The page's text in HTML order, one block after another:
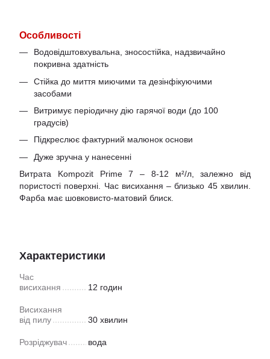
Особливості
Водовідштовхувальна, зносостійка, надзвичайно
покривна здатність
Стійка до миття миючими та дезінфікуючими
засобами
Витримує періодичну дію гарячої води (до 100
градусів)
Підкреслює фактурний малюнок основи
Дуже зручна у нанесенні
Витрата Kompozit Prime 7 – 8-12 м²/л, залежно від
пористості поверхні. Час висихання – близько 45 хвилин.
Фарба має шовковисто-матовий блиск.
Характеристики
Час
висихання
12 годин
Висихання
від пилу
30 хвилин
Розріджувач вода